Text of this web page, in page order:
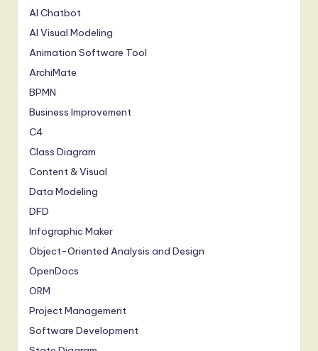
AI Chatbot
AI Visual Modeling
Animation Software Tool
ArchiMate
BPMN
Business Improvement
C4
Class Diagram
Content & Visual
Data Modeling
DFD
Infographic Maker
Object-Oriented Analysis and Design
OpenDocs
ORM
Project Management
Software Development